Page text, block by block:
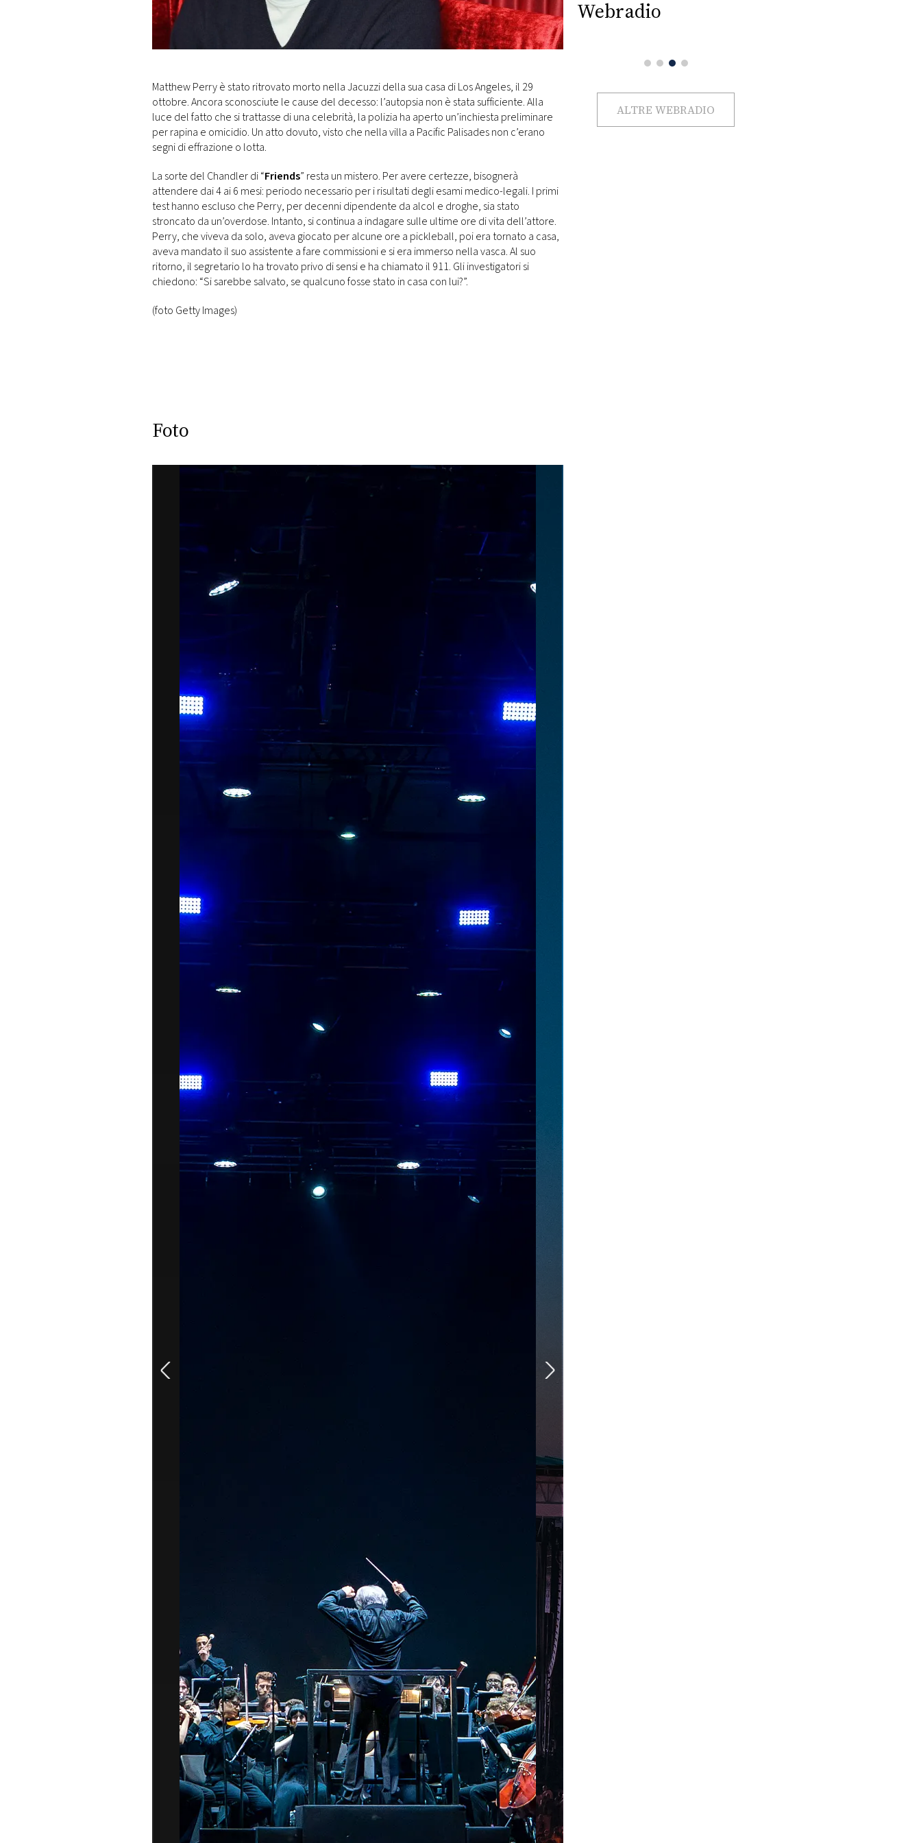
DI
MONACO
Matthew Perry è stato ritrovato morto nella Jacuzzi della sua casa di Los Angeles, il 29
ottobre. Ancora sconosciute le cause del decesso: l’autopsia non è stata sufficiente. Alla
luce del fatto che si trattasse di una celebrità, la polizia ha aperto un’inchiesta preliminare
per rapina e omicidio. Un atto dovuto, visto che nella villa a Pacific Palisades non c’erano
segni di effrazione o lotta.
La sorte del Chandler di “Friends” resta un mistero. Per avere certezze, bisognerà
attendere dai 4 ai 6 mesi: periodo necessario per i risultati degli esami medico-legali. I primi
test hanno escluso che Perry, per decenni dipendente da alcol e droghe, sia stato
stroncato da un’overdose. Intanto, si continua a indagare sulle ultime ore di vita dell’attore.
Perry, che viveva da solo, aveva giocato per alcune ore a pickleball, poi era tornato a casa,
aveva mandato il suo assistente a fare commissioni e si era immerso nella vasca. Al suo
ritorno, il segretario lo ha trovato privo di sensi e ha chiamato il 911. Gli investigatori si
chiedono: “Si sarebbe salvato, se qualcuno fosse stato in casa con lui?”.
(foto Getty Images)
Foto
Webradio
ALTRE WEBRADIO